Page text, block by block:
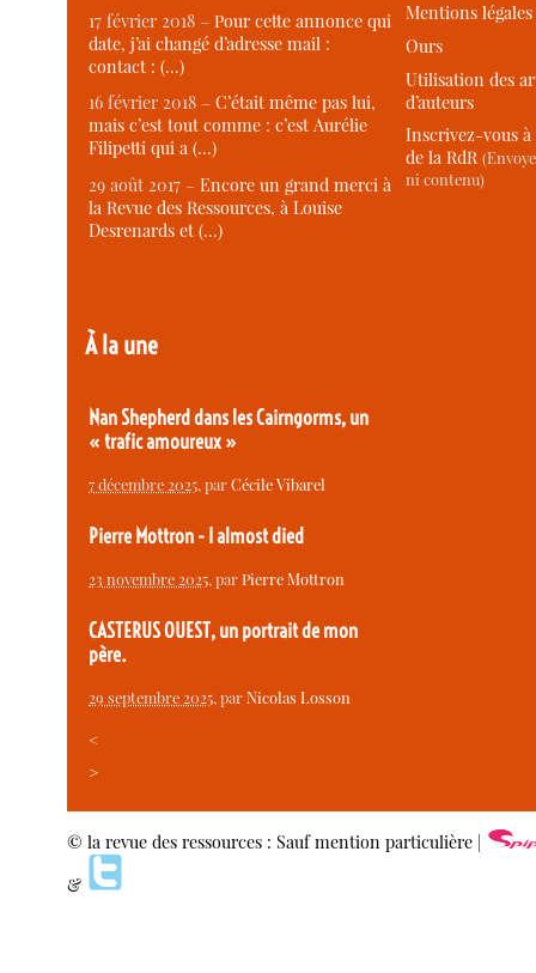
17 février 2018 –Pour cette annonce qui
date, j’ai changé d’adresse mail :
contact : (…)
16 février 2018 –C’était même pas lui,
mais c’est tout comme : c’est Aurélie
Filipetti qui a (…)
29 août 2017 –Encore un grand merci à
la Revue des Ressources, à Louise
Desrenards et (…)
À la une
Nan Shepherd dans les Cairngorms, un
« trafic amoureux »
7 décembre 2025, parCécile Vibarel
Pierre Mottron - I almost died
23 novembre 2025, parPierre Mottron
CASTERUS OUEST, un portrait de mon
père.
29 septembre 2025, parNicolas Losson
<
>
Mentions légales
Ours
Utilisation des
d’auteurs
Inscrivez-vous
de la RdR
ni contenu)
© la revue des ressources : Sauf mention particulière |
&